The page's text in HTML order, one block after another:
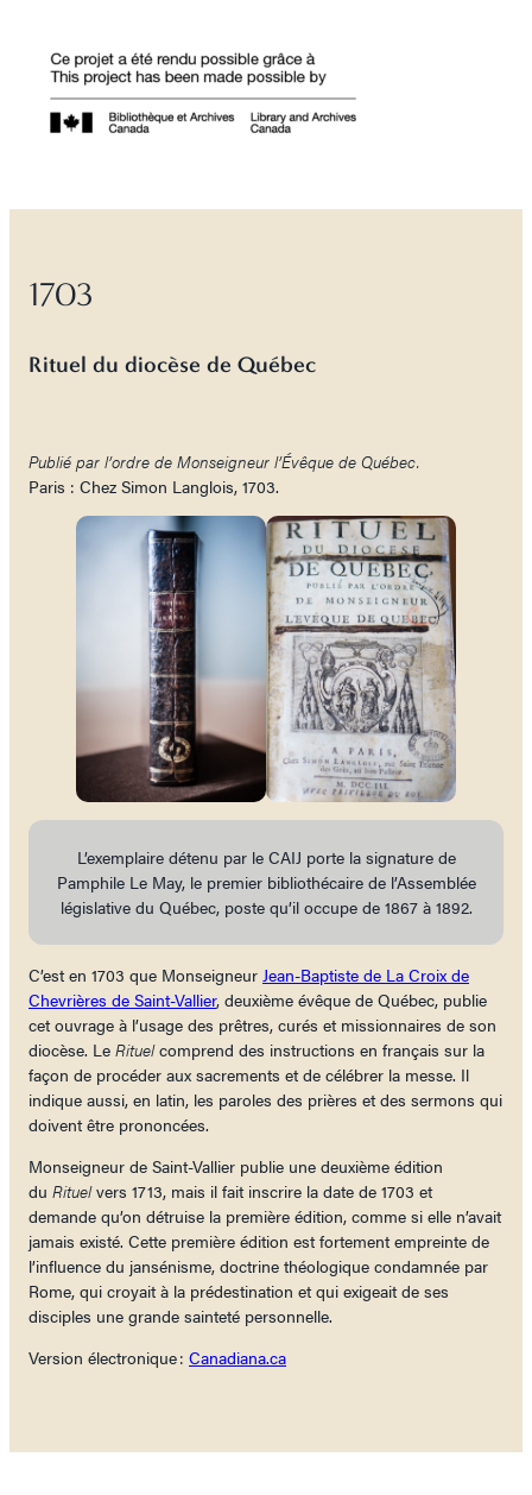
1703
Rituel du diocèse de Québec
Publié par l’ordre de Monseigneur l’Évêque de Québec.
Paris : Chez Simon Langlois, 1703.
L’exemplaire détenu par le CAIJ porte la signature de
Pamphile Le May, le premier bibliothécaire de l’Assemblée
législative du Québec, poste qu’il occupe de 1867 à 1892.
C’est en 1703 que Monseigneur Jean-Baptiste de La Croix de
Chevrières de Saint-Vallier, deuxième évêque de Québec, publie
cet ouvrage à l’usage des prêtres, curés et missionnaires de son
diocèse. Le Rituelcomprend des instructions en français sur la
façon de procéder aux sacrements et de célébrer la messe. Il
indique aussi, en latin, les paroles des prières et des sermons qui
doivent être prononcées.
Monseigneur de Saint-Vallier publie une deuxième édition
du Rituelvers 1713, mais il fait inscrire la date de 1703 et
demande qu’on détruise la première édition, comme si elle n’avait
jamais existé. Cette première édition est fortement empreinte de
l’influence du jansénisme, doctrine théologique condamnée par
Rome, qui croyait à la prédestination et qui exigeait de ses
disciples une grande sainteté personnelle.
Version électronique : Canadiana.ca